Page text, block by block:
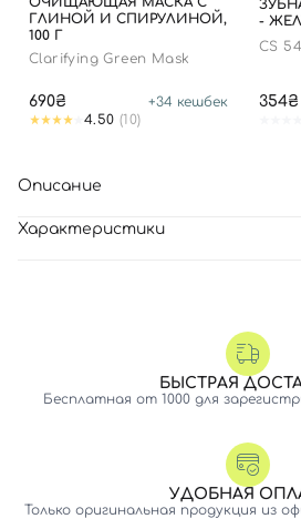
ГЛИНОЙ И СПИРУЛИНОЙ,
100 Г
Clarifying Green Mask
690₴ +34 кешбек
4.50 (10)
-
CS
354₴
Описание
Характеристики
БЫСТРАЯ
Бесплатная от 1000 для
УДОБНАЯ
Только оригинальная продукция из